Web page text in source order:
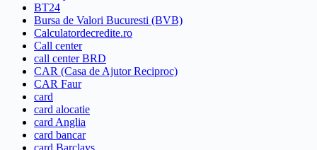
BT24
Bursa de Valori Bucuresti (BVB)
Calculatordecredite.ro
Call center
call center BRD
CAR (Casa de Ajutor Reciproc)
CAR Faur
card
card alocatie
card Anglia
card bancar
card Barclays